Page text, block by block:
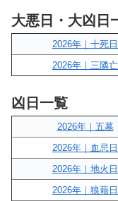
大悪日・大凶日
2026年｜十死日
2026年｜三隣亡
凶日一覧
2026年｜五墓
2026年｜血忌日
2026年｜地火日
2026年｜狼藉日